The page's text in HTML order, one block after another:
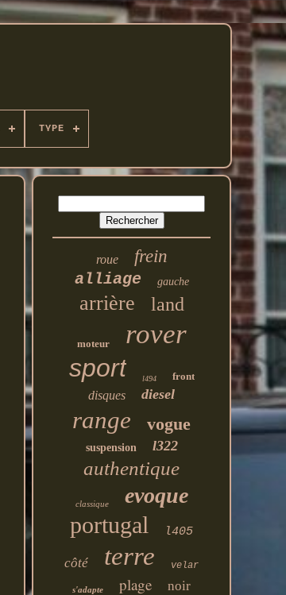
TYPE
roue frein
alliage gauche
arrière land
moteur rover
sport l494 front
disques diesel
range vogue
suspension l322
authentique
classique evoque
portugal l405
côté terre velar
s'adapte plage noir